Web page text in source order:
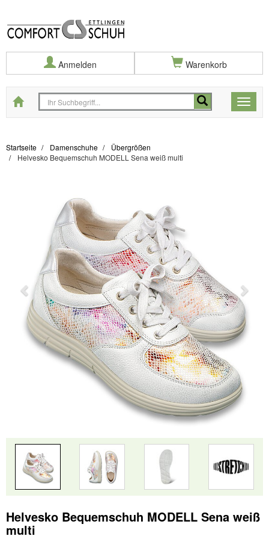
Anmelden Warenkorb
Toggle
Startseite
Startseite Damenschuhe
Übergrößen
Helvesko Bequemschuh MODELL Sena weiß multi
Helvesko Bequemschuh MODELL Sena weiß
multi